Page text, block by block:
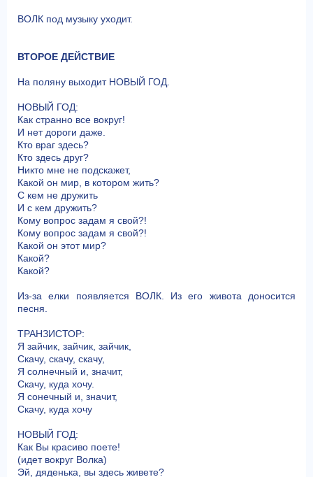
ВОЛК под музыку уходит.
ВТОРОЕ ДЕЙСТВИЕ
На поляну выходит НОВЫЙ ГОД.
НОВЫЙ ГОД:
Как странно все вокруг!
И нет дороги даже.
Кто враг здесь?
Кто здесь друг?
Никто мне не подскажет,
Какой он мир, в котором жить?
С кем не дружить
И с кем дружить?
Кому вопрос задам я свой?!
Кому вопрос задам я свой?!
Какой он этот мир?
Какой?
Какой?
Из-за елки появляется ВОЛК. Из его живота доносится
песня.
ТРАНЗИСТОР:
Я зайчик, зайчик, зайчик,
Скачу, скачу, скачу,
Я солнечный и, значит,
Скачу, куда хочу.
Я сонечный и, значит,
Скачу, куда хочу
НОВЫЙ ГОД:
Как Вы красиво поете!
(идет вокруг Волка)
Эй, дяденька, вы здесь живете?